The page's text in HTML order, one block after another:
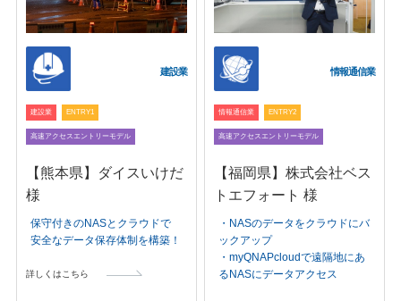
建設業
建設業 ENTRY1
高速アクセスエントリーモデル
【熊本県】ダイスいけだ
様
保守付きのNASとクラウドで
安全なデータ保存体制を構築！
詳しくはこちら
情報通信業
情報通信業 ENTRY2
高速アクセスエントリーモデル
【福岡県】株式会社ベス
トエフォート 様
・NASのデータをクラウドにバ
ックアップ
・myQNAPcloudで遠隔地にあ
るNASにデータアクセス